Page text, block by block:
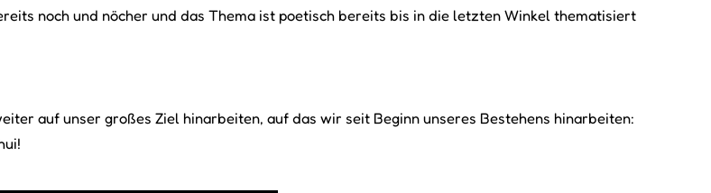
noch und nöcher und das Thema ist poetisch bereits bis in die letzten Winkel thematisiert
auf unser großes Ziel hinarbeiten, auf das wir seit Beginn unseres Bestehens hinarbeiten: